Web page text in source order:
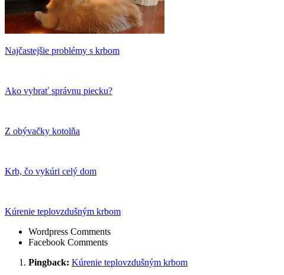
Najčastejšie problémy s krbom
Ako vybrať správnu piecku?
Z obývačky kotolňa
Krb, čo vykúri celý dom
Kúrenie teplovzdušným krbom
Wordpress Comments
Facebook Comments
Pingback: Kúrenie teplovzdušným krbom